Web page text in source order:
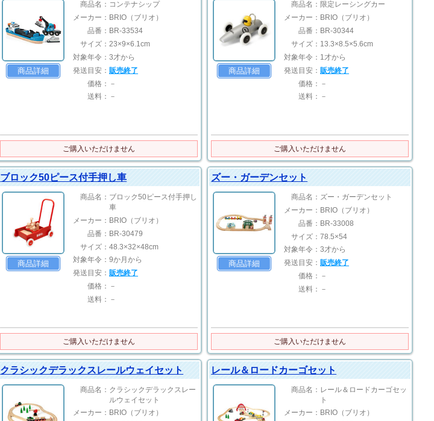
商品詳細
商品名： コンテナシップ
メーカー： BRIO（ブリオ）
品番： BR-33534
サイズ： 23×9×6.1cm
対象年令： 3才から
発送目安： 販売終了
価格： －
送料： －
ご購入いただけません
商品詳細
商品名： 限定レーシングカー
メーカー： BRIO（ブリオ）
品番： BR-30344
サイズ： 13.3×8.5×5.6cm
対象年令： 1才から
発送目安： 販売終了
価格： －
送料： －
ご購入いただけません
ブロック50ピース付手押し車
商品詳細
商品名： ブロック50ピース付手押し
車
メーカー： BRIO（ブリオ）
品番： BR-30479
サイズ： 48.3×32×48cm
対象年令： 9か月から
発送目安： 販売終了
価格： －
送料： －
ご購入いただけません
ズー・ガーデンセット
商品詳細
商品名： ズー・ガーデンセット
メーカー： BRIO（ブリオ）
品番： BR-33008
サイズ： 78.5×54
対象年令： 3才から
発送目安： 販売終了
価格： －
送料： －
ご購入いただけません
クラシックデラックスレールウェイセット
商品名： クラシックデラックスレー
ルウェイセット
メーカー： BRIO（ブリオ）
レール＆ロードカーゴセット
商品名： レール＆ロードカーゴセッ
ト
メーカー： BRIO（ブリオ）